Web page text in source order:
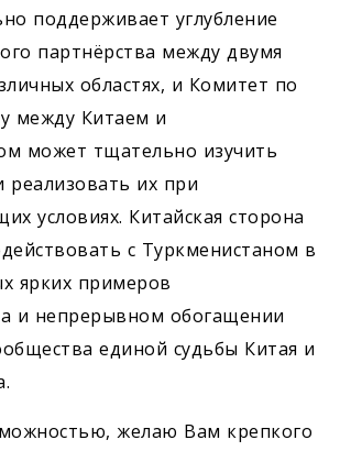
поддерживает углубление
партнёрства между двумя
областях, и Комитет по
между Китаем и
может тщательно изучить
реализовать их при
условиях. Китайская сторона
с Туркменистаном в
ярких примеров
и непрерывном обогащении
единой судьбы Китая и
желаю Вам крепкого